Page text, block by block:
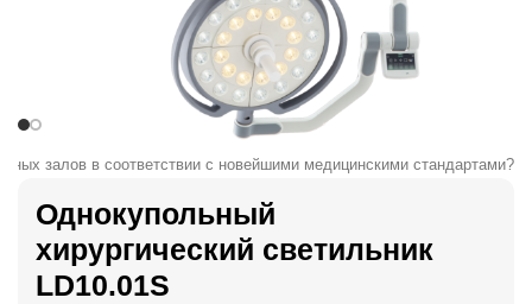
залов в соответствии с новейшими медицинскими стандартами?
Однокупольный
хирургический светильник
LD10.01S